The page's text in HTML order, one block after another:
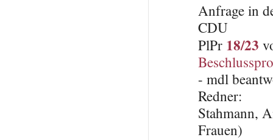
Anfrage in
CDU
PlPr 18/23
- mdl
Redner:
Stahmann,
Frauen)